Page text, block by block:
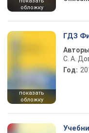
обложку
показать
обложку
ГДЗ
С. А.
Год: